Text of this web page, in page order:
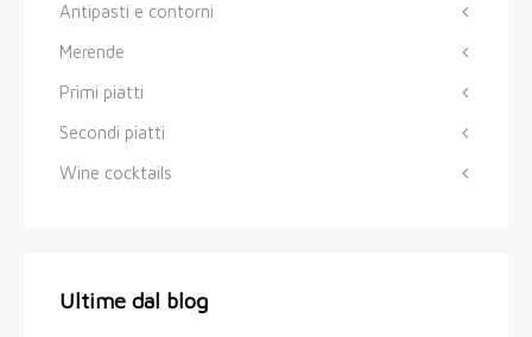
Antipasti e contorni
Merende
Primi piatti
Secondi piatti
Wine cocktails
Ultime dal blog